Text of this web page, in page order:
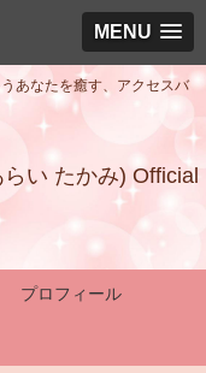
MENU
あなたを癒す、アクセスバ
い たかみ) Official
プロフィール